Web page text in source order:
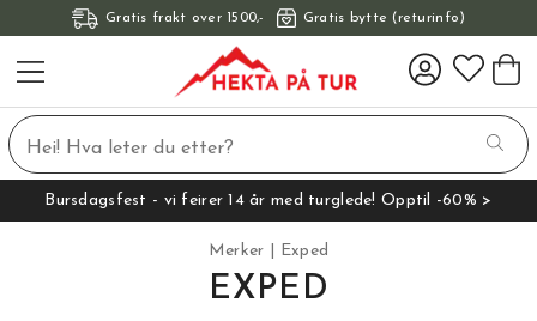
Gratis frakt over 1500,- Gratis bytte (returinfo)
Bursdagsfest - vi feirer 14 år med turglede! Opptil -60% >
Merker Exped
EXPED